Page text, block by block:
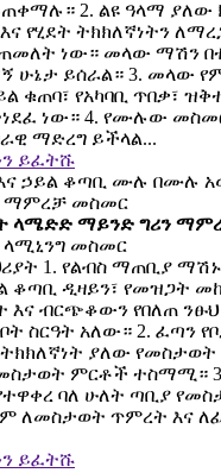
2. ልዩ ዓላማ ያለው
የሂደት ትክክለኛነትን
ነው። መላው ማሽን
ሁኔታ ይሰራል። 3. መላው
ቁጠባ፣ የአካባቢ ጥበቃ፣
ነው። 4. የሙሉው
ማድረግ ይችላል...
ይፈትሹ
ላሜድድ ማይንድ ግሪን
መስመር
1. የልብስ ማጠቢያ
ቆጣቢ ዲዛይን፣ የመዝጋት
እና ብርጭቆውን የበለጠ
ስርዓት አለው። 2. ፈጣን
ትክክለኛነት ያለው
ምርቶች ተስማሚ።
ባለ ሁለት ጣቢያ
ለመስታወት ጥምረት እና
ይፈትሹ